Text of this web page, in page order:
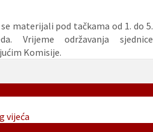
materijali pod tačkama od 1. do 5.
Vrijeme održavanja sjednice
Komisije.
vijeća